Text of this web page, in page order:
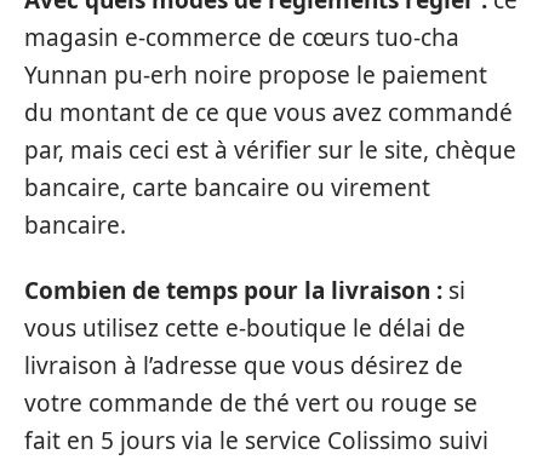
magasin e-commerce de cœurs tuo-cha
Yunnan pu-erh noire propose le paiement
du montant de ce que vous avez commandé
par, mais ceci est à vérifier sur le site, chèque
bancaire, carte bancaire ou virement
bancaire.
Combien de temps pour la livraison : si
vous utilisez cette e-boutique le délai de
livraison à l’adresse que vous désirez de
votre commande de thé vert ou rouge se
fait en 5 jours via le service Colissimo suivi